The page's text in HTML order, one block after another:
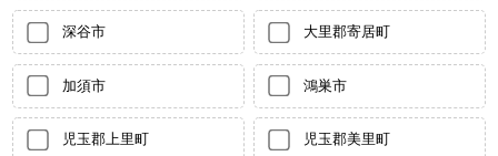
深谷市 大里郡寄居町
加須市 鴻巣市
児玉郡上里町 児玉郡美里町